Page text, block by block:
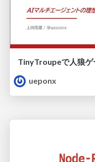
TinyTroupeで人狼ゲ
ueponx